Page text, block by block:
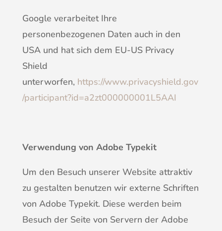
Google verarbeitet Ihre
personenbezogenen Daten auch in den
USA und hat sich dem EU-US Privacy
Shield
unterworfen, https://www.privacyshield.gov
/participant?id=a2zt000000001L5AAI
Verwendung von Adobe Typekit
Um den Besuch unserer Website attraktiv
zu gestalten benutzen wir externe Schriften
von Adobe Typekit. Diese werden beim
Besuch der Seite von Servern der Adobe